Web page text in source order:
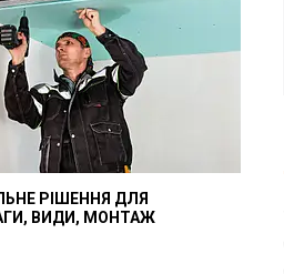
РІШЕННЯ ДЛЯ
ВИДИ, МОНТАЖ